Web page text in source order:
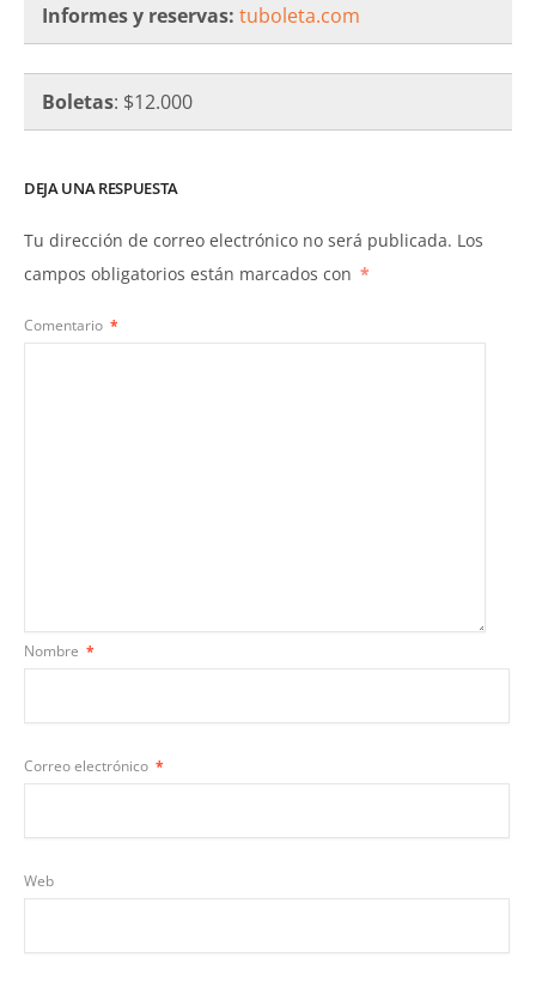
Informes y reservas: tuboleta.com
Boletas: $12.000
DEJA UNA RESPUESTA
Tu dirección de correo electrónico no será publicada. Los
campos obligatorios están marcados con *
Comentario *
Nombre *
Correo electrónico *
Web